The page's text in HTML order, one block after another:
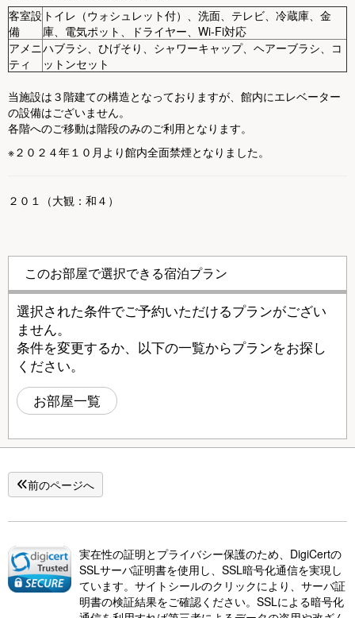
客室設
備
トイレ（ウォシュレット付）、洗面、テレビ、冷蔵庫、金
庫、電気ポット、ドライヤー、Wi-Fi対応
アメニ
ティ
ハブラシ、ひげそり、シャワーキャップ、ヘアーブラシ、コ
ットンセット
当施設は３階建ての構造となっておりますが、館内にエレベーター
の設備はございません。
各階へのご移動は階段のみのご利用となります。
※２０２４年１０月より館内全面禁煙となりました。
２０１（大観：和４）
このお部屋で選択できる宿泊プラン
選択された条件でご予約いただけるプランがござい
ません。
条件を変更するか、以下の一覧からプランをお探し
ください。
お部屋一覧
前のページへ
実在性の証明とプライバシー保護のため、DigiCertの
SSLサーバ証明書を使用し、SSL暗号化通信を実現し
ています。サイトシールのクリックにより、サーバ証
明書の検証結果をご確認ください。SSLによる暗号化